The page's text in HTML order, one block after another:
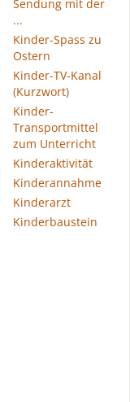
Sendung mit der
...
Kinder-Spass zu
Ostern
Kinder-TV-Kanal
(Kurzwort)
Kinder-
Transportmittel
zum Unterricht
Kinderaktivität
Kinderannahme
Kinderarzt
Kinderbaustein